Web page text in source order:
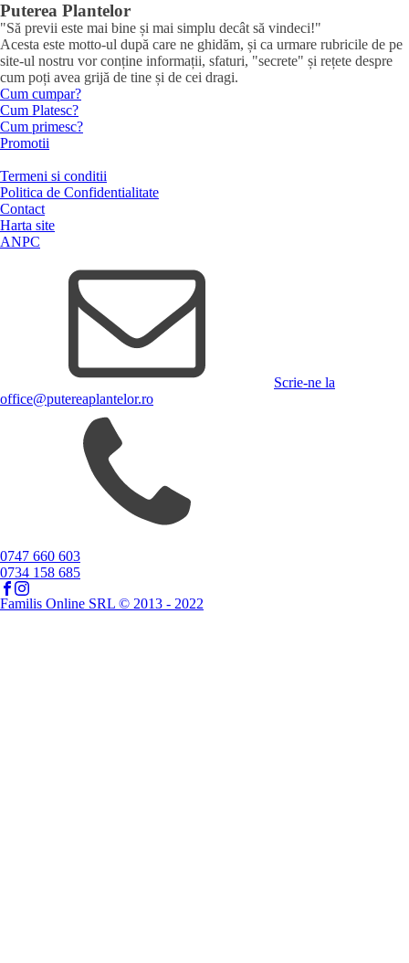
Puterea Plantelor
"Să previi este mai bine și mai simplu decât să vindeci!"
Acesta este motto-ul după care ne ghidăm, și ca urmare rubricile de pe
site-ul nostru vor conține informații, sfaturi, "secrete" și rețete despre
cum poți avea grijă de tine și de cei dragi.
Cum cumpar?
Cum Platesc?
Cum primesc?
Promotii
Termeni si conditii
Politica de Confidentialitate
Contact
Harta site
ANPC
Scrie-ne la
office@putereaplantelor.ro
0747 660 603
0734 158 685
Familis Online SRL © 2013 - 2022